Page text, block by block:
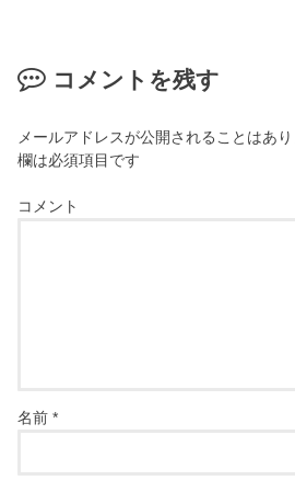
コメントを残す
メールアドレスが公開されることはあり
欄は必須項目です
コメント
名前*